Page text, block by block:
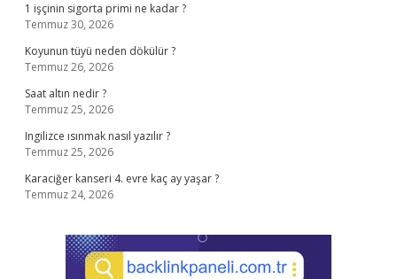
1 işçinin sigorta primi ne kadar ?
Temmuz 30, 2026
Koyunun tüyü neden dökülür ?
Temmuz 26, 2026
Saat altın nedir ?
Temmuz 25, 2026
Ingilizce ısınmak nasıl yazılır ?
Temmuz 25, 2026
Karaciğer kanseri 4. evre kaç ay yaşar ?
Temmuz 24, 2026